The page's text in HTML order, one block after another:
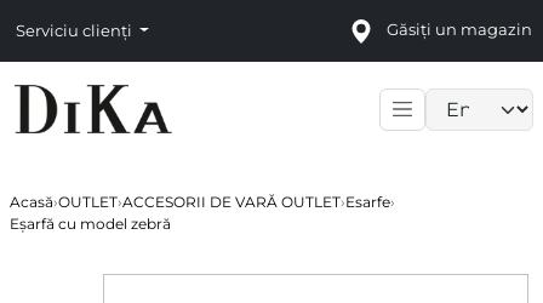
Serviciu clienți Găsiți un magazin
Acasă›OUTLET›ACCESORII DE VARĂ OUTLET›Esarfe›
Eșarfă cu model zebră